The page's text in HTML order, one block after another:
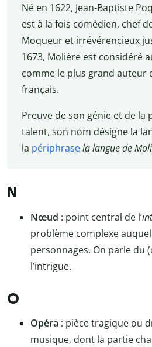
Né en 1622, Jean-Baptiste
est à la fois comédien, chef
Moqueur et irrévérencieux
1673, Molière est considéré
comme le plus grand auteur
français.
Preuve de son génie et de la
talent, son nom désigne la
la périphrasela langue de
N
Nœud : point central de l’
problème complexe
personnages. On parle du
l’intrigue.
O
Opéra : pièce tragique ou
musique, dont la partie